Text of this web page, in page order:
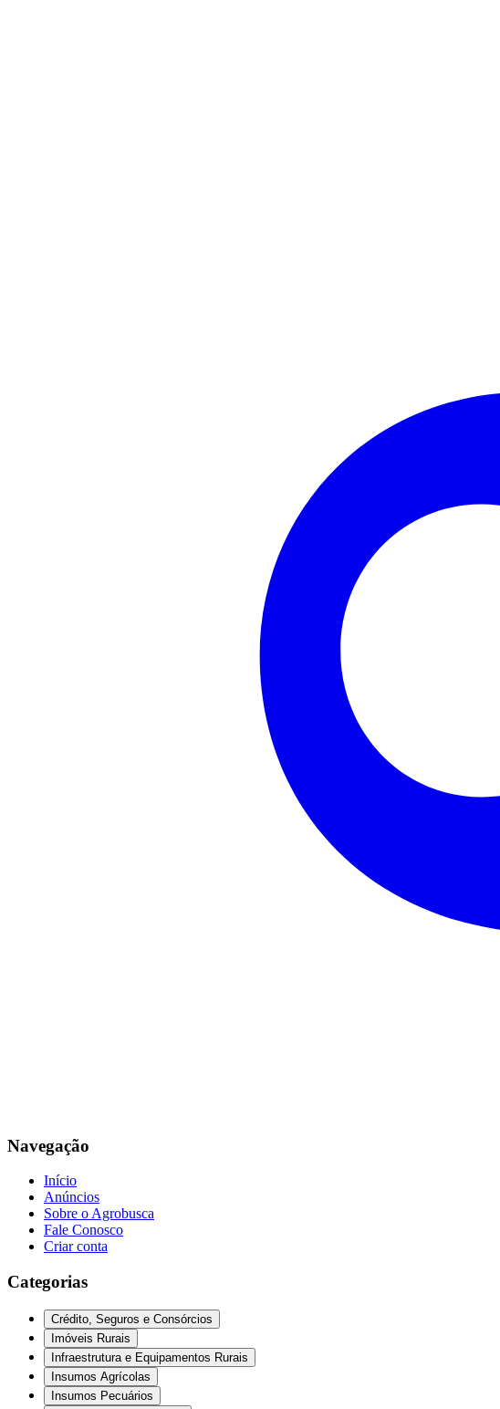
Navegação
Início
Anúncios
Sobre o Agrobusca
Fale Conosco
Criar conta
Categorias
Crédito, Seguros e Consórcios
Imóveis Rurais
Infraestrutura e Equipamentos Rurais
Insumos Agrícolas
Insumos Pecuários